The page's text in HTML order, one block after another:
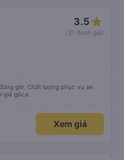
3.5 star_rate
(31 đánh giá)
giờ. Chất lượng phục vụ xe
giá gôca
Xem giá